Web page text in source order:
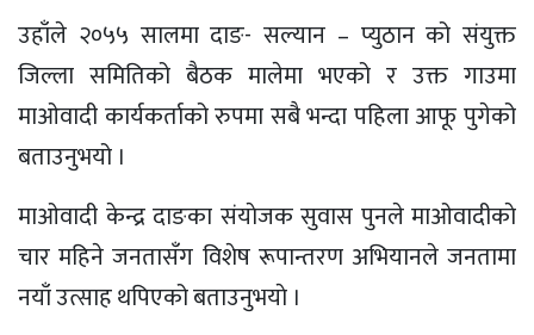
उहाँले २०५५ सालमा दाङ- सल्यान – प्युठान को संयुक्त
जिल्ला समितिको बैठक मालेमा भएको र उक्त गाउमा
माओवादी कार्यकर्ताको रुपमा सबै भन्दा पहिला आफू पुगेको
बताउनुभयो ।
माओवादी केन्द्र दाङका संयाेजक सुवास पुनले माओवादीकाे
चार महिने जनतासँग विशेष रूपान्तरण अभियानले जनतामा
नयाँ उत्साह थपिएको बताउनुभयाे ।